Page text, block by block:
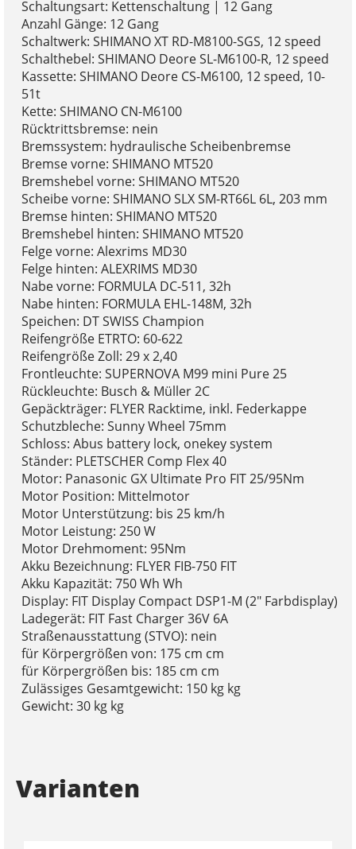
Schaltungsart: Kettenschaltung | 12 Gang
Anzahl Gänge: 12 Gang
Schaltwerk: SHIMANO XT RD-M8100-SGS, 12 speed
Schalthebel: SHIMANO Deore SL-M6100-R, 12 speed
Kassette: SHIMANO Deore CS-M6100, 12 speed, 10-
51t
Kette: SHIMANO CN-M6100
Rücktrittsbremse: nein
Bremssystem: hydraulische Scheibenbremse
Bremse vorne: SHIMANO MT520
Bremshebel vorne: SHIMANO MT520
Scheibe vorne: SHIMANO SLX SM-RT66L 6L, 203 mm
Bremse hinten: SHIMANO MT520
Bremshebel hinten: SHIMANO MT520
Felge vorne: Alexrims MD30
Felge hinten: ALEXRIMS MD30
Nabe vorne: FORMULA DC-511, 32h
Nabe hinten: FORMULA EHL-148M, 32h
Speichen: DT SWISS Champion
Reifengröße ETRTO: 60-622
Reifengröße Zoll: 29 x 2,40
Frontleuchte: SUPERNOVA M99 mini Pure 25
Rückleuchte: Busch & Müller 2C
Gepäckträger: FLYER Racktime, inkl. Federkappe
Schutzbleche: Sunny Wheel 75mm
Schloss: Abus battery lock, onekey system
Ständer: PLETSCHER Comp Flex 40
Motor: Panasonic GX Ultimate Pro FIT 25/95Nm
Motor Position: Mittelmotor
Motor Unterstützung: bis 25 km/h
Motor Leistung: 250 W
Motor Drehmoment: 95Nm
Akku Bezeichnung: FLYER FIB-750 FIT
Akku Kapazität: 750 Wh Wh
Display: FIT Display Compact DSP1-M (2" Farbdisplay)
Ladegerät: FIT Fast Charger 36V 6A
Straßenausstattung (STVO): nein
für Körpergrößen von: 175 cm cm
für Körpergrößen bis: 185 cm cm
Zulässiges Gesamtgewicht: 150 kg kg
Gewicht: 30 kg kg
Varianten